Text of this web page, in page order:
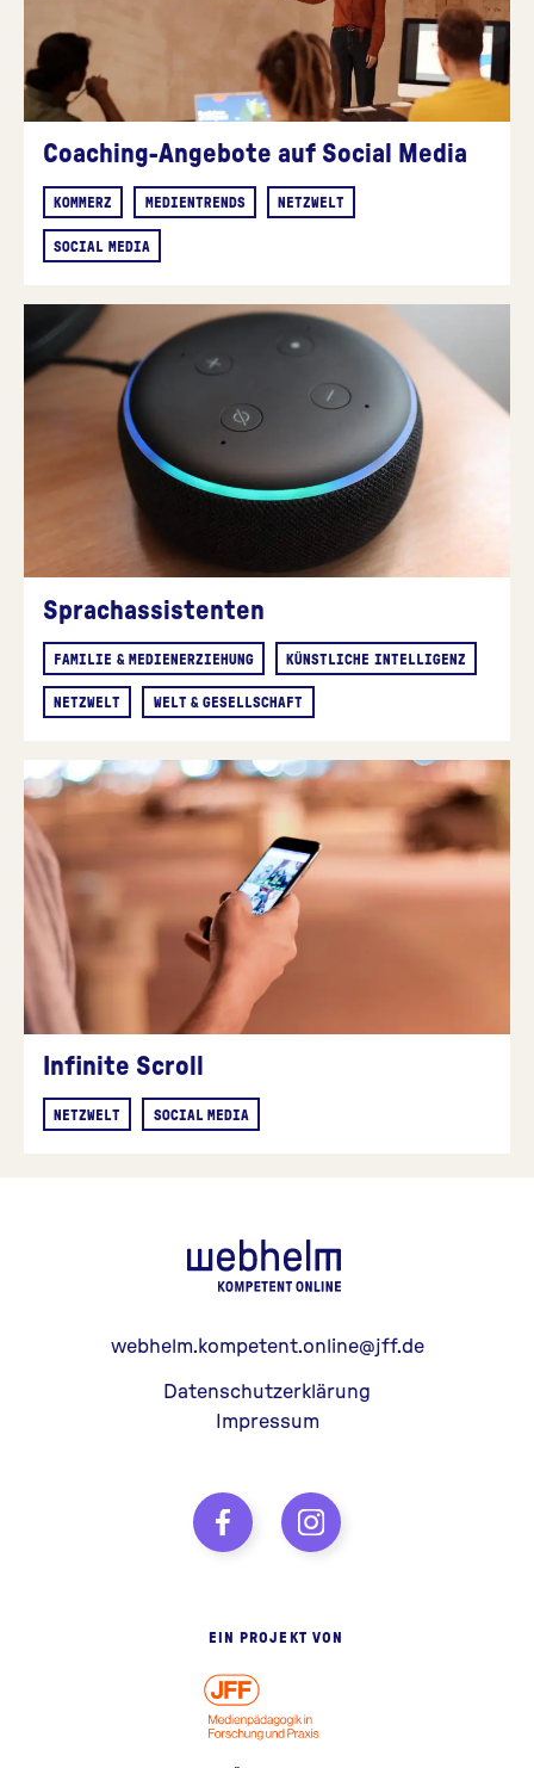
Coaching-Angebote auf Social Media
KOMMERZ MEDIENTRENDS NETZWELT
SOCIAL MEDIA
Sprachassistenten
FAMILIE & MEDIENERZIEHUNG KÜNSTLICHE INTELLIGENZ
NETZWELT WELT & GESELLSCHAFT
Infinite Scroll
NETZWELT SOCIAL MEDIA
webhelm.kompetent.online@jff.de
Datenschutzerklärung
Impressum
EIN PROJEKT VON